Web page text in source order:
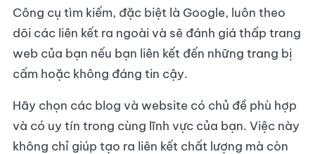
Công cụ tìm kiếm, đặc biệt là Google, luôn theo
dõi các liên kết ra ngoài và sẽ đánh giá thấp trang
web của bạn nếu bạn liên kết đến những trang bị
cấm hoặc không đáng tin cậy.
Hãy chọn các blog và website có chủ đề phù hợp
và có uy tín trong cùng lĩnh vực của bạn. Việc này
không chỉ giúp tạo ra liên kết chất lượng mà còn